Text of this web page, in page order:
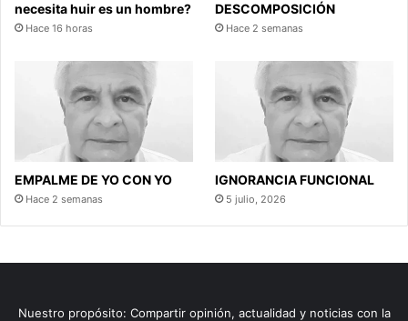
necesita huir es un hombre?
Hace 16 horas
DESCOMPOSICIÓN
Hace 2 semanas
EMPALME DE YO CON YO
Hace 2 semanas
IGNORANCIA FUNCIONAL
5 julio, 2026
Nuestro propósito: Compartir opinión, actualidad y noticias con la